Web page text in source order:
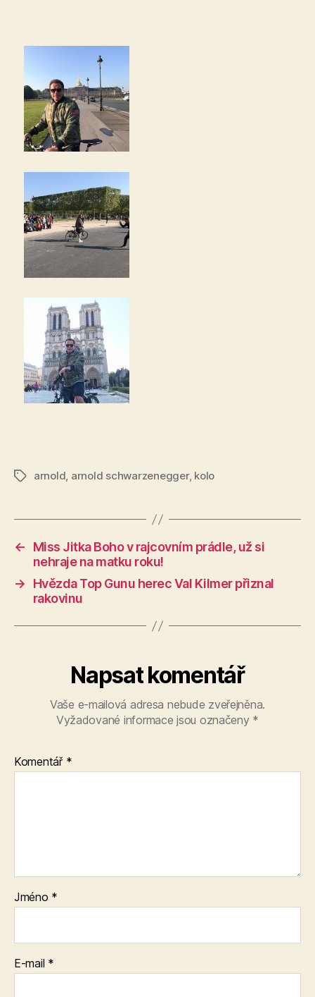
Štítkyarnold, arnold schwarzenegger, kolo
←
Miss Jitka Boho v rajcovním prádle, už si
nehraje na matku roku!
→
Hvězda Top Gunu herec Val Kilmer přiznal
rakovinu
Napsat komentář
Vaše e-mailová adresa nebude zveřejněna.
Vyžadované informace jsou označeny *
Komentář *
Jméno *
E-mail *